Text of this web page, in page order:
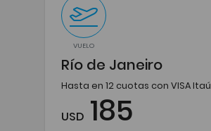
VUELO
Río de Janeiro
Hasta en 12 cuotas con VISA Itaú
USD 185